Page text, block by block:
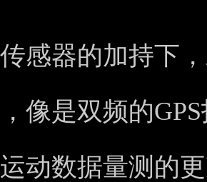
感器的加持下
像是双频的
动数据量测的